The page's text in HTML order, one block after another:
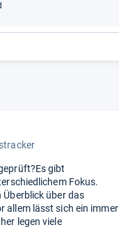
gibt
Fokus.
Überblick über das
allem lässt sich ein immer
legen viele